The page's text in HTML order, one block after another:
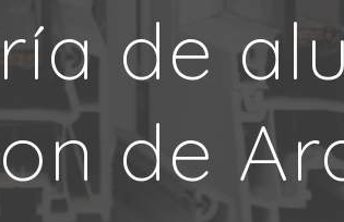
de
de